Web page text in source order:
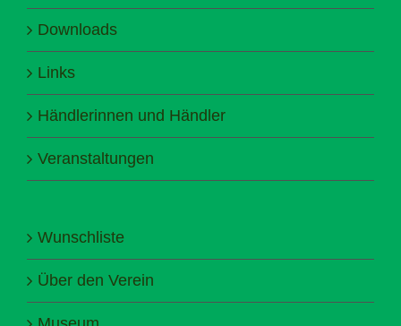
Downloads
Links
Händlerinnen und Händler
Veranstaltungen
Wunschliste
Über den Verein